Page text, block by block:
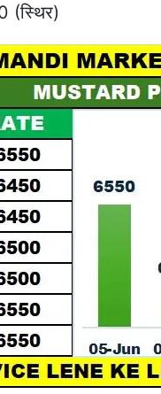
(स्थिर)